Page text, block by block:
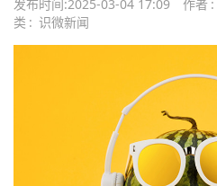
发布时间:2025-03-04 17:09 作者 :
类 : 识微新闻